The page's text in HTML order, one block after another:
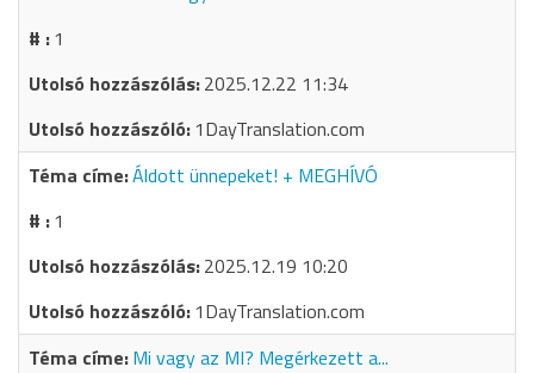
1
2025.12.22 11:34
1DayTranslation.com
Áldott ünnepeket! + MEGHÍVÓ
1
2025.12.19 10:20
1DayTranslation.com
Mi vagy az MI? Megérkezett a...